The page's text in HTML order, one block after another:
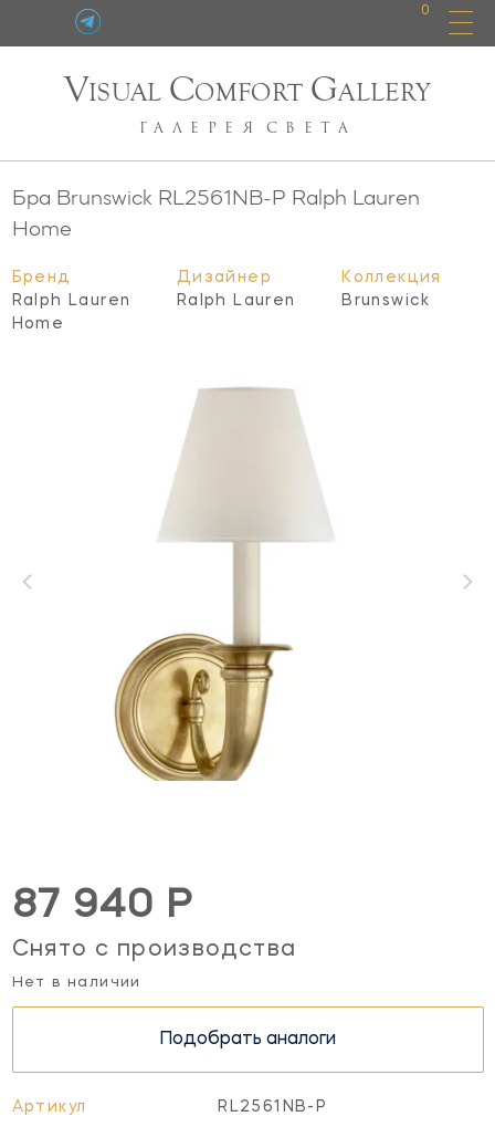
0
VISUAL COMFORT GALLERY
ГАЛЕРЕЯ СВЕТА
Бра Brunswick RL2561NB-P Ralph Lauren
Home
Бренд
Ralph Lauren
Home
Дизайнер
Ralph Lauren
Коллекция
Brunswick
87 940 Р
Снято с производства
Нет в наличии
Подобрать аналоги
Артикул RL2561NB-P